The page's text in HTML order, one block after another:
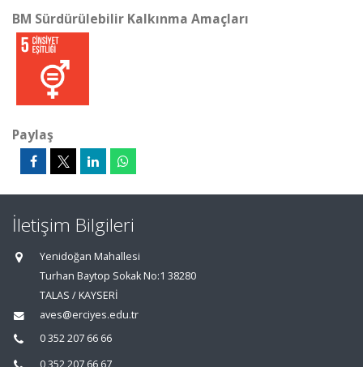
BM Sürdürülebilir Kalkınma Amaçları
Paylaş
İletişim Bilgileri
Yenidoğan Mahallesi
Turhan Baytop Sokak No:1 38280
TALAS / KAYSERİ
aves@erciyes.edu.tr
0 352 207 66 66
0 352 207 66 67